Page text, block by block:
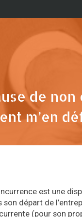
de
m’en
est une
son départ de
(pour son